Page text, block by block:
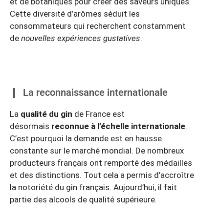
Cette diversité d’arômes séduit les
consommateurs qui recherchent constamment
de nouvelles expériences gustatives.
La reconnaissance internationale
La qualité du gin de France est
désormais reconnue à l’échelle internationale.
C’est pourquoi la demande est en hausse
constante sur le marché mondial. De nombreux
producteurs français ont remporté des médailles
et des distinctions. Tout cela a permis d’accroître
la notoriété du gin français. Aujourd’hui, il fait
partie des alcools de qualité supérieure.